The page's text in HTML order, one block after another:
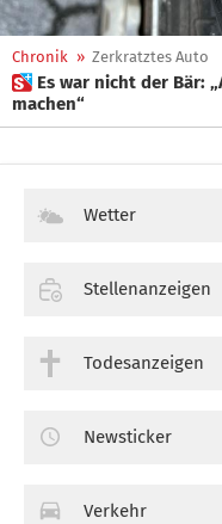
Chronik » Zerkratztes Auto
 Es war nicht der Bär: „Auch ein Förster kann einen Fehler
machen“
Wetter
Stellenanzeigen
Todesanzeigen
Newsticker
Verkehr